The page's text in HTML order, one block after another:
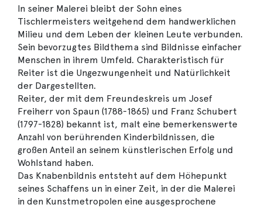
In seiner Malerei bleibt der Sohn eines
Tischlermeisters weitgehend dem handwerklichen
Milieu und dem Leben der kleinen Leute verbunden.
Sein bevorzugtes Bildthema sind Bildnisse einfacher
Menschen in ihrem Umfeld. Charakteristisch für
Reiter ist die Ungezwungenheit und Natürlichkeit
der Dargestellten.
Reiter, der mit dem Freundeskreis um Josef
Freiherr von Spaun (1788-1865) und Franz Schubert
(1797-1828) bekannt ist, malt eine bemerkenswerte
Anzahl von berührenden Kinderbildnissen, die
großen Anteil an seinem künstlerischen Erfolg und
Wohlstand haben.
Das Knabenbildnis entsteht auf dem Höhepunkt
seines Schaffens un in einer Zeit, in der die Malerei
in den Kunstmetropolen eine ausgesprochene